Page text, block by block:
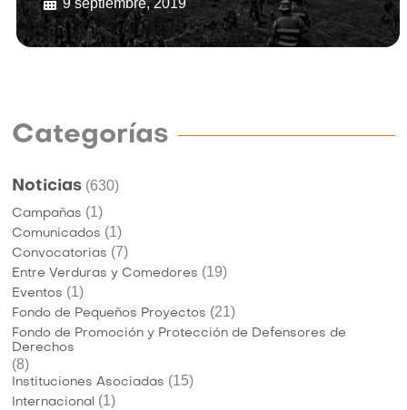
Categorías
Noticias (630)
Campañas (1)
Comunicados (1)
Convocatorias (7)
Entre Verduras y Comedores (19)
Eventos (1)
Fondo de Pequeños Proyectos (21)
Fondo de Promoción y Protección de Defensores de
Derechos
(8)
Instituciones Asociadas (15)
Internacional (1)